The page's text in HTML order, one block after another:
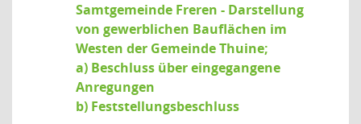
Samtgemeinde Freren - Darstellung
von gewerblichen Bauflächen im
Westen der Gemeinde Thuine;
a) Beschluss über eingegangene
Anregungen
b) Feststellungsbeschluss